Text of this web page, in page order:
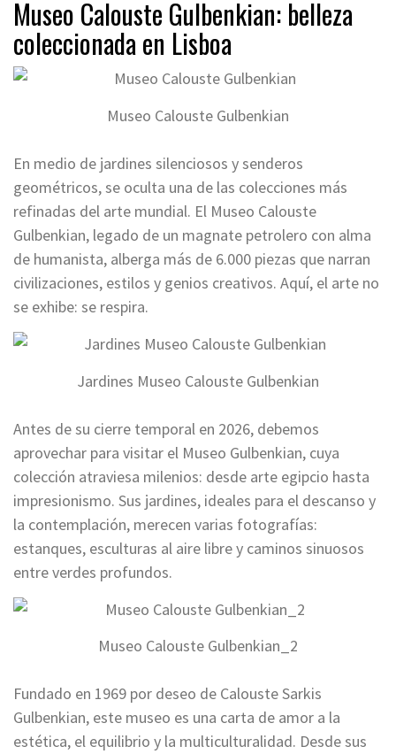
Museo Calouste Gulbenkian: belleza
coleccionada en Lisboa
Museo Calouste Gulbenkian
En medio de jardines silenciosos y senderos
geométricos, se oculta una de las colecciones más
refinadas del arte mundial. El Museo Calouste
Gulbenkian, legado de un magnate petrolero con alma
de humanista, alberga más de 6.000 piezas que narran
civilizaciones, estilos y genios creativos. Aquí, el arte no
se exhibe: se respira.
Jardines Museo Calouste Gulbenkian
Antes de su cierre temporal en 2026, debemos
aprovechar para visitar el Museo Gulbenkian, cuya
colección atraviesa milenios: desde arte egipcio hasta
impresionismo. Sus jardines, ideales para el descanso y
la contemplación, merecen varias fotografías:
estanques, esculturas al aire libre y caminos sinuosos
entre verdes profundos.
Museo Calouste Gulbenkian_2
Fundado en 1969 por deseo de Calouste Sarkis
Gulbenkian, este museo es una carta de amor a la
estética, el equilibrio y la multiculturalidad. Desde sus